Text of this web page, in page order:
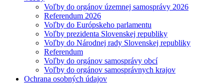
Voľby do orgánov územnej samosprávy 2026
Referendum 2026
Voľby do Európskeho parlamentu
Voľby prezidenta Slovenskej republiky
Voľby do Národnej rady Slovenskej republiky
Referendum
Voľby do orgánov samosprávy obcí
Voľby do orgánov samosprávnych krajov
Ochrana osobných údajov